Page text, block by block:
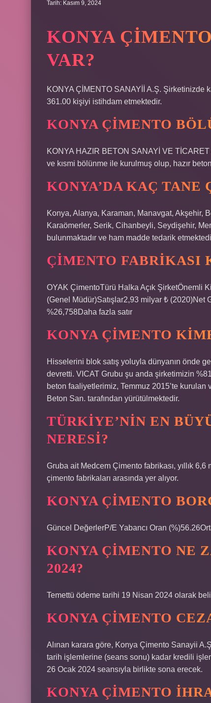
Tarih: Kasım 9, 2024
KONYA
VAR?
KONYA ÇİMENTO SANAYİİ A.Ş. Şirketinizde
361.00 kişiyi istihdam etmektedir.
KONYA ÇIMENTO
KONYA HAZIR BETON SANAYİ VE TİCARET
ve kısmi bölünme ile kurulmuş olup, hazır beton
KONYA’DA KAÇ TANE
Konya, Alanya, Karaman, Manavgat, Akşehir,
Karaömerler, Serik, Cihanbeyli, Seydişehir,
bulunmaktadır ve ham madde tedarik
ÇIMENTO FABRIKASI
OYAK ÇimentoTürü Halka Açık ŞirketÖnemli
(Genel Müdür)Satışlar2,93 milyar ₺
%26,758Daha fazla satır
KONYA ÇIMENTO
Hisselerini blok satış yoluyla dünyanın önde
devretti. VICAT Grubu şu anda şirketimizin
beton faaliyetlerimiz, Temmuz 2015’te
Beton San. tarafından yürütülmektedir.
TÜRKIYE’NIN EN
NERESI?
Gruba ait Medcem Çimento fabrikası, yıllık
çimento fabrikaları arasında yer alıyor.
KONYA ÇIMENTO
Güncel DeğerlerP/E Yabancı Oran
KONYA ÇIMENTO NE
2024?
Temettü ödeme tarihi 19 Nisan 2024 olarak
KONYA ÇIMENTO
Alınan karara göre, Konya Çimento Sanayii
tarih işlemlerine (seans sonu) kadar kredili
26 Ocak 2024 seansıyla birlikte sona erecek.
KONYA ÇIMENTO